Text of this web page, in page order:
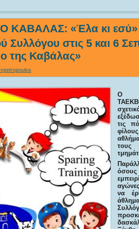
«Έλα κι εσύ»
Συλλόγου στις 5 και 6
της Καβάλας»
Ο
τις
τους
όσους
να